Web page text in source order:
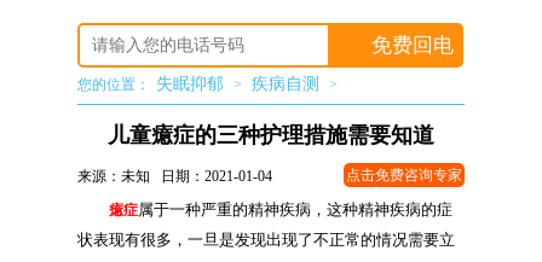
您的位置： 失眠抑郁 > 疾病自测 >
儿童癔症的三种护理措施需要知道
来源：未知 日期：2021-01-04 点击免费咨询专家
癔症属于一种严重的精神疾病，这种精神疾病的症
状表现有很多，一旦是发现出现了不正常的情况需要立